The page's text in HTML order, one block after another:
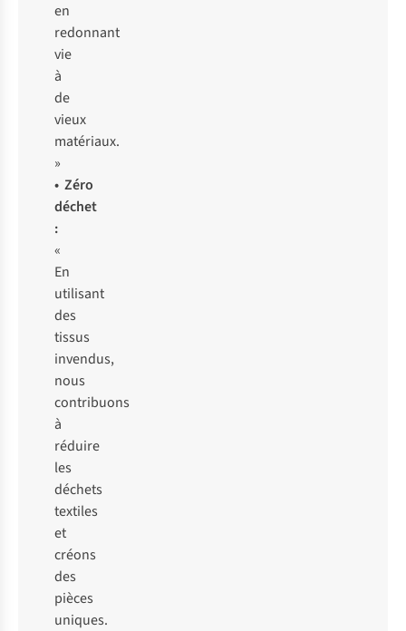
en
redonnant
vie
à
de
vieux
matériaux.
»
• Zéro
déchet
:
«
En
utilisant
des
tissus
invendus,
nous
contribuons
à
réduire
les
déchets
textiles
et
créons
des
pièces
uniques.